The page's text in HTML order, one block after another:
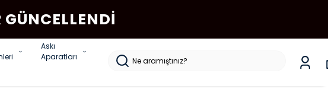
GÜNCELLENDI
Askı
Aparatları